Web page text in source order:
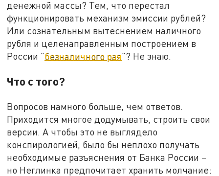
денежной массы? Тем, что перестал
функционировать механизм эмиссии рублей?
Или сознательным вытеснением наличного
рубля и целенаправленным построением в
России "безналичного рая"? Не знаю.
Что с того?
Вопросов намного больше, чем ответов.
Приходится многое додумывать, строить свои
версии. А чтобы это не выглядело
конспирологией, было бы неплохо получать
необходимые разъяснения от Банка России –
но Неглинка предпочитает хранить молчание: